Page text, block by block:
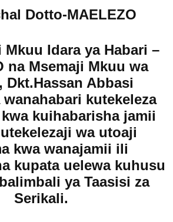
Dotto-MAELEZO
Mkuu Idara ya Habari –
na Msemaji Mkuu wa
Dkt.Hassan Abbasi
wanahabari kutekeleza
kuihabarisha jamii
wa utoaji
kwa wanajamii ili
kupata uelewa kuhusu
ya Taasisi za
Serikali.